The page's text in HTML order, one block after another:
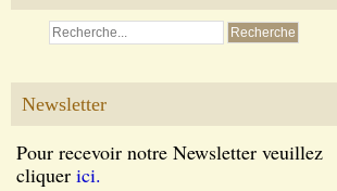
Newsletter
Pour recevoir notre Newsletter veuillez
cliquer ici.